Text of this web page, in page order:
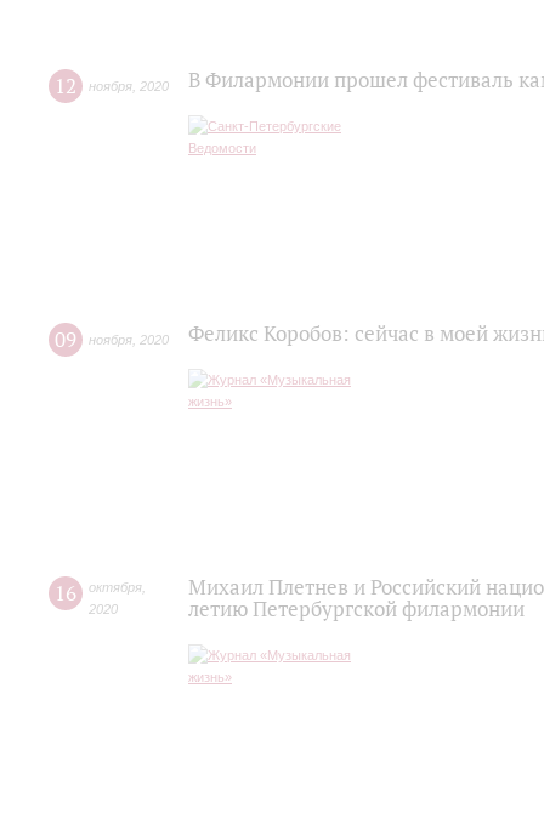
12 ноября 2020 В Филармонии прошел фестиваль
09 ноября 2020 Феликс Коробов: сейчас в моей
16 октября
2020
Михаил Плетнев и Российский
летию Петербургской филармонии